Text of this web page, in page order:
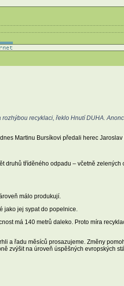
recyklaci, řeklo Hnutí DUHA.
Martinu Bursíkovi předali herec Jaroslav
druhů tříděného odpadu – včetně zelených
málo produkují.
jako jej sypat do popelnice.
má 140 metrů daleko. Proto míra
a řadu měsíců prosazujeme. Změny
zvýšit na úroveň úspěšných evropských